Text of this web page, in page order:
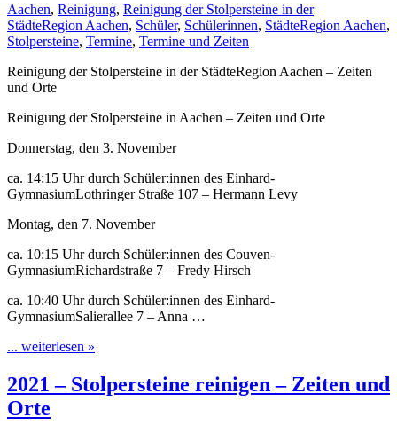
Aachen, Reinigung, Reinigung der Stolpersteine in der
StädteRegion Aachen, Schüler, Schülerinnen, StädteRegion Aachen,
Stolpersteine, Termine, Termine und Zeiten
Reinigung der Stolpersteine in der StädteRegion Aachen – Zeiten
und Orte
Reinigung der Stolpersteine in Aachen – Zeiten und Orte
Donnerstag, den 3. November
ca. 14:15 Uhr durch Schüler:innen des Einhard-
GymnasiumLothringer Straße 107 – Hermann Levy
Montag, den 7. November
ca. 10:15 Uhr durch Schüler:innen des Couven-
GymnasiumRichardstraße 7 – Fredy Hirsch
ca. 10:40 Uhr durch Schüler:innen des Einhard-
GymnasiumSalierallee 7 – Anna …
... weiterlesen »
2021 – Stolpersteine reinigen – Zeiten und
Orte